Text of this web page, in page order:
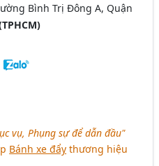
Bình Trị Đông A, Quận
vụ, Phụng sự để dẫn đầu"
Bánh xe đẩy thương hiệu